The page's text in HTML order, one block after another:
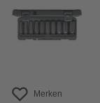
Merken